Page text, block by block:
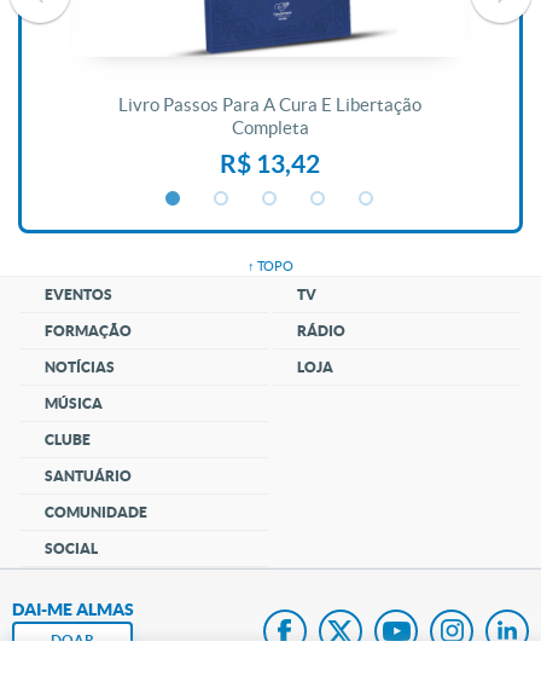
Livro Passos Para A Cura E Libertação
Completa
R$ 13,42
↑ TOPO
EVENTOS
FORMAÇÃO
NOTÍCIAS
MÚSICA
CLUBE
SANTUÁRIO
COMUNIDADE
SOCIAL
TV
RÁDIO
LOJA
DAI-ME ALMAS
DOAR